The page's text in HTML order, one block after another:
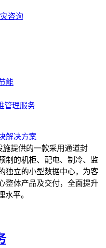
咨询
能
管理服务
解决方案
施提供的一款采用通道封
制的机柜、配电、制冷、监
独立的小型数据中心，为客
整体产品及交付，全面提升
水平。